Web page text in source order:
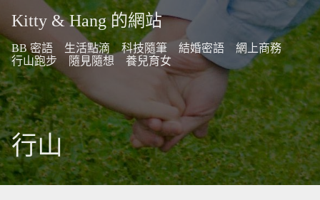
Kitty & Hang 的網站
BB 密語 生活點滴 科技隨筆 結婚密語
網上商務
行山跑步
隨見隨想 養兒育女
行山